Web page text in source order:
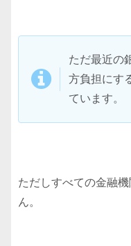
ただ最近の
方負担にす
ています。
ただしすべての金融
ん。